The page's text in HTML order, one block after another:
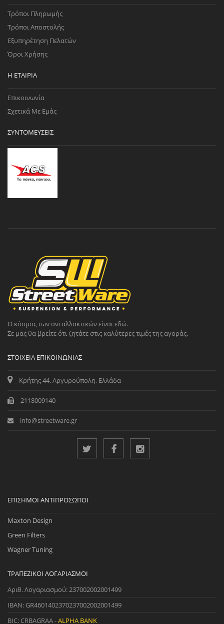
Τρόποι Πληρωμής
Τρόποι Αποστολής
Εξυπηρέτηση Πελατών
Όροι Χρήσης
Η ΕΤΑΙΡΊΑ
Επικοινωνία
Σχετικά Με Εμάς
ΣΥΝΤΟΜΕΎΣΕΙΣ
Ο κόσμος των ανταλλακτικών είναι εδώ.
Σε μας θα βρείτε ότι ζητάτε στις καλύτερες τιμές της αγοράς.
ΣΤΟΙΧΕΊΑ ΕΠΙΚΟΙΝΩΝΊΑΣ
Κρήτης 44, Αργυρούπολη, Ελλάδα
2118009140
info@streetware.gr
ΕΠΊΣΗΜΟΙ ΑΝΤΙΠΡΌΣΩΠΟΙ
Maxton Design
Green Filters
Wagner Tuning
ΤΡΑΠΕΖΙΚΟΊ ΛΟΓΑΡΙΑΣΜΟΊ
Αριθ. Λογαριασμού: 237002002001499
IBAN: GR4601402370237002002001499
BIC: CRBAGRAA -ALPHA BANK